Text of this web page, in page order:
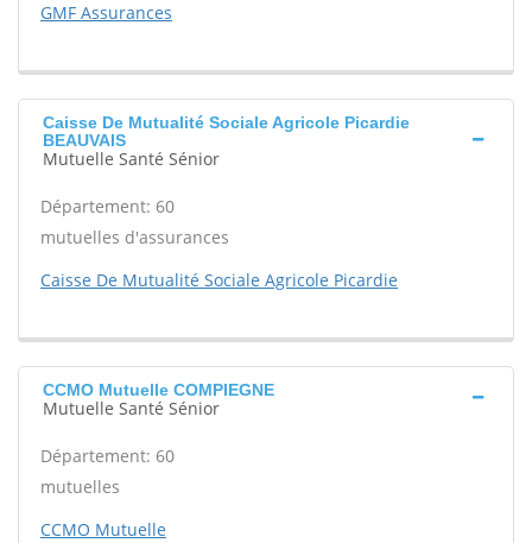
GMF Assurances
Caisse De Mutualité Sociale Agricole Picardie
BEAUVAIS
Mutuelle Santé Sénior
Département: 60
mutuelles d'assurances
Caisse De Mutualité Sociale Agricole Picardie
CCMO Mutuelle COMPIEGNE
Mutuelle Santé Sénior
Département: 60
mutuelles
CCMO Mutuelle